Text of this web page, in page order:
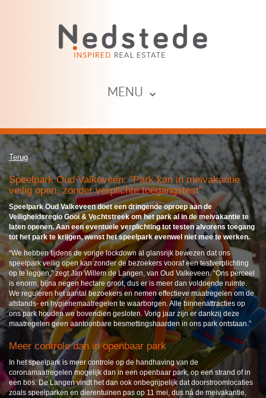
MENU ⌄
Terug
Speelpark Oud Valkeveen: "Park kan in meivakantie
veilig open, zonder verplichte toegangstest”
Speelpark Oud Valkeveen doet een dringende oproep aan de
Veiligheidsregio Gooi & Vechtstreek om het park al in de meivakantie te
laten openen. Aan een eventuele verplichting tot testen alvorens toegang
tot het park te krijgen, wenst het speelpark evenwel niet mee te werken.
“We hebben tijdens de vorige lockdown al glansrijk bewezen dat ons
speelpark veilig open kan zonder de bezoekers vooraf een testverplichting
op te leggen,” zegt Jan Willem de Langen, van Oud Valkeveen. “Ons perceel
is enorm, bijna negen hectare groot, dus er is meer dan voldoende ruimte.
We reguleren het aantal bezoekers en nemen effectieve maatregelen om de
afstands- en hygiënemaatregelen te waarborgen. Alle binnenattracties op
ons park houden we bovendien gesloten. Vorig jaar zijn er dankzij deze
maatregelen geen aantoonbare besmettingshaarden in ons park ontstaan.”
Meer controle dan in openbaar park
In het speelpark is meer controle op de handhaving van de
coronamaatregelen mogelijk dan in een openbaar park, op een strand of in
een bos. De Langen vindt het dan ook onbegrijpelijk dat doorstroomlocaties
zoals speelparken en dierentuinen pas op 11 mei, dus ná de meivakantie,